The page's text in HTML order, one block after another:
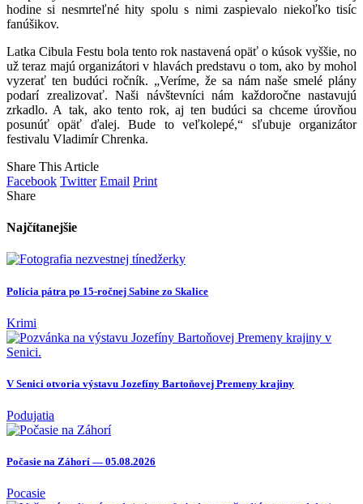
hodine si nesmrteľné hity spolu s nimi zaspievalo niekoľko tisíc
fanúšikov.
Latka Cibula Festu bola tento rok nastavená opäť o kúsok vyššie, no
už teraz majú organizátori v hlavách predstavu o tom, ako by mohol
vyzerať ten budúci ročník. „Veríme, že sa nám naše smelé plány
podarí zrealizovať. Naši návštevníci nám každoročne nastavujú
zrkadlo. A tak, ako tento rok, aj ten budúci sa chceme úrovňou
posunúť opäť ďalej. Bude to veľkolepé,“ sľubuje organizátor
festivalu Vladimír Chrenka.
Share This Article
Facebook Twitter Email Print
Share
Najčítanejšie
Polícia pátra po 15-ročnej Sabine zo Skalice
Krimi
V Senici otvoria výstavu Jozefíny Bartoňovej Premeny krajiny
Podujatia
Počasie na Záhorí — 05.08.2026
Pocasie